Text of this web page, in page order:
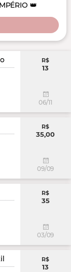
👑
R$
13
06/11
R$
35,00
09/09
R$
35
03/09
R$
13